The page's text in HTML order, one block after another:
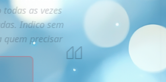
as vezes
Indico sem
quem precisar